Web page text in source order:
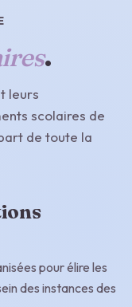
.
leurs
scolaires de
de toute la
pour élire les
des instances des